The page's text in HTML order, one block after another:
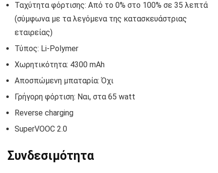
Ταχύτητα φόρτισης: Από το 0% στο 100% σε 35 λεπτά
(σύμφωνα με τα λεγόμενα της κατασκευάστριας
εταιρείας)
Τύπος: Li-Polymer
Χωρητικότητα: 4300 mAh
Αποσπώμενη μπαταρία: Όχι
Γρήγορη φόρτιση: Ναι, στα 65 watt
Reverse charging
SuperVOOC 2.0
Συνδεσιμότητα